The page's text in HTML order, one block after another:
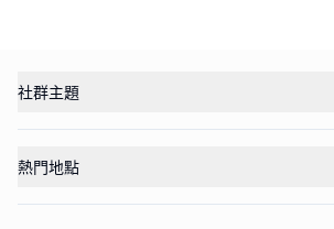
社群主題
熱門地點